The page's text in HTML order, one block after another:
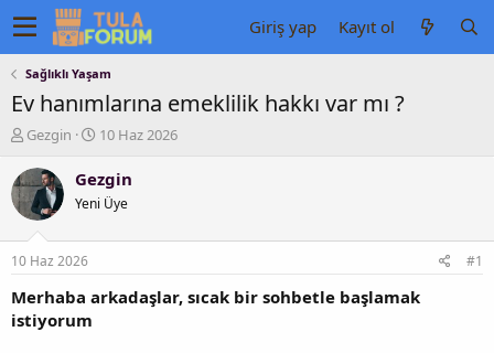
Giriş yap Kayıt ol
Sağlıklı Yaşam
Ev hanımlarına emeklilik hakkı var mı ?
K
n
u
y
b
a
ş
l
a
Gezgin
B
ş
l
a
ç
10 Haz 2026
Gezgin
Yeni Üye
10 Haz 2026 #1
Merhaba arkadaşlar, sıcak bir sohbetle başlamak
istiyorum